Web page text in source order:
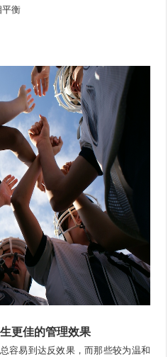
衡
更佳的管理效果
易到达反效果，而那些较为温和